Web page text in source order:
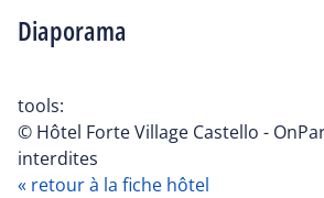
Diaporama
tools:
© Hôtel Forte Village Castello -
interdites
« retour à la fiche hôtel